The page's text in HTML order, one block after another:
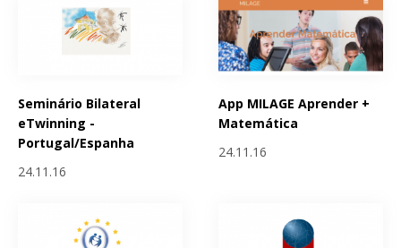
Seminário Bilateral
eTwinning -
Portugal/Espanha
24.11.16
App MILAGE Aprender +
Matemática
24.11.16
Páginas